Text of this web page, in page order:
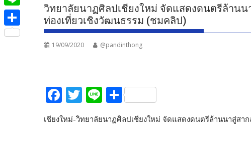
วิทยาลัยนาฏศิลปเชียงใหม่ จัดแสดงดนตรีล้าน
ท่องเที่ยวเชิงวัฒนธรรม (ชมคลิป)
19/09/2020 @pandinthong
F
ac
e
T
itt
Li
e
S
h
ar
เชียงใหม่-วิทยาลัยนาฏศิลปเชียงใหม่ จัดแสดงดนตรีล้านนาสู่ส
c
e
b
w
i
L
iS